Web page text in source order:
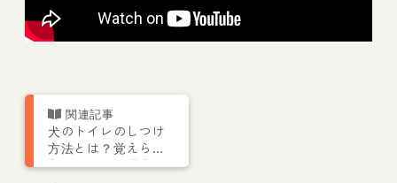
犬のトイレのしつけ
方法とは？覚えられ
ないことには理由が